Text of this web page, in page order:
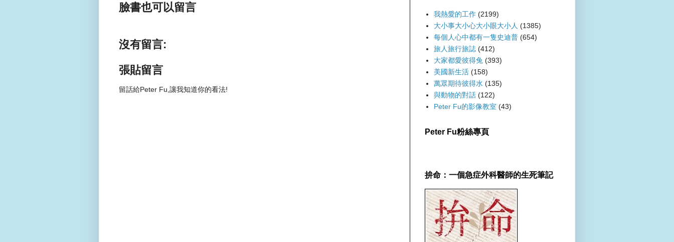
臉書也可以留言
沒有留言:
張貼留言
留話給Peter Fu,讓我知道你的看法!
我熱愛的工作 (2199)
大小事大小心大小眼大小人 (1385)
每個人心中都有一隻史迪普 (654)
旅人旅行旅誌 (412)
大家都愛彼得兔 (393)
美國新生活 (158)
萬眾期待彼得水 (135)
與動物的對話 (122)
Peter Fu的影像教室 (43)
Peter Fu粉絲專頁
拚命：一個急症外科醫師的生死筆記